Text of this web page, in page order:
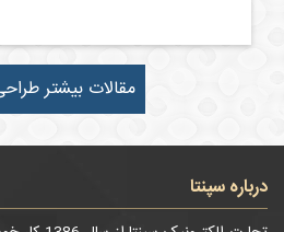
مقالات بیشتر
درباره سپنتا